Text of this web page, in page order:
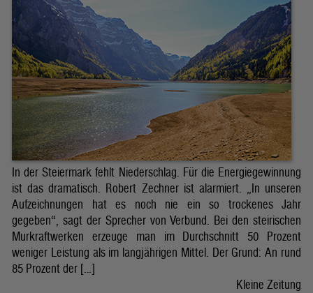
In der Steiermark fehlt Niederschlag. Für die Energiegewinnung
ist das dramatisch. Robert Zechner ist alarmiert. „In unseren
Aufzeichnungen hat es noch nie ein so trockenes Jahr
gegeben“, sagt der Sprecher von Verbund. Bei den steirischen
Murkraftwerken erzeuge man im Durchschnitt 50 Prozent
weniger Leistung als im langjährigen Mittel. Der Grund: An rund
85 Prozent der […]
Kleine Zeitung